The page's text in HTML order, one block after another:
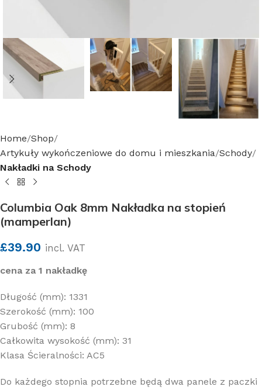
Home Shop
Artykuły wykończeniowe do domu i mieszkania Schody
Nakładki na Schody
Columbia Oak 8mm Nakładka na stopień
(mamperlan)
£39.90 incl. VAT
cena za 1 nakładkę
Długość (mm): 1331
Szerokość (mm): 100
Grubość (mm): 8
Całkowita wysokość (mm): 31
Klasa Ścieralności: AC5
Do każdego stopnia potrzebne będą dwa panele z paczki